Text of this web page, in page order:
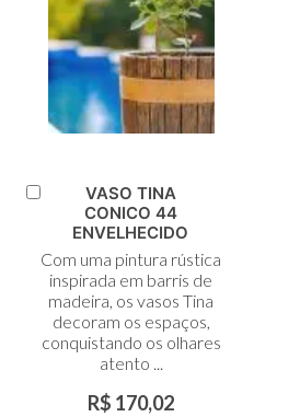
Adicionar
VASO TINA
CONICO 44
ENVELHECIDO
Com uma pintura rústica
inspirada em barris de
madeira, os vasos Tina
decoram os espaços,
conquistando os olhares
atento ...
R$ 170,02